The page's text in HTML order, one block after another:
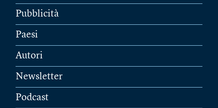
Pubblicità
Paesi
Autori
Newsletter
Podcast